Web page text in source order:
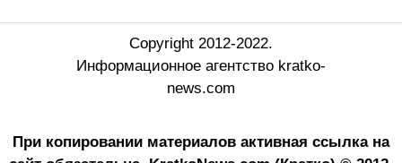
Copyright 2012-2022.
Информационное агентство kratko-
news.com
При копировании материалов активная ссылка на